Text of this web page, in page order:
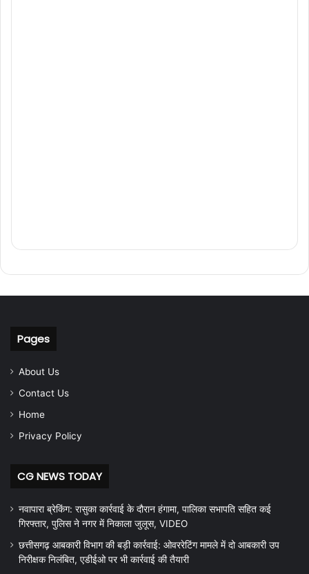
Pages
About Us
Contact Us
Home
Privacy Policy
CG NEWS TODAY
नवापारा ब्रेकिंग: रासुका कार्रवाई के दौरान हंगामा, पालिका सभापति सहित कई
गिरफ्तार, पुलिस ने नगर में निकाला जुलूस, VIDEO
छत्तीसगढ़ आबकारी विभाग की बड़ी कार्रवाई: ओवररेटिंग मामले में दो आबकारी उप
निरीक्षक निलंबित, एडीईओ पर भी कार्रवाई की तैयारी